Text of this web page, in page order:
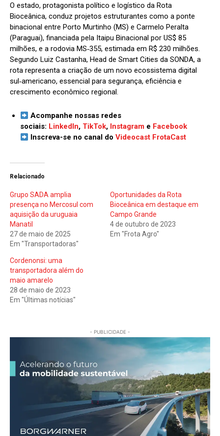
O estado, protagonista político e logístico da Rota
Bioceânica, conduz projetos estruturantes como a ponte
binacional entre Porto Murtinho (MS) e Carmelo Peralta
(Paraguai), financiada pela Itaipu Binacional por US$ 85
milhões, e a rodovia MS‑355, estimada em R$ 230 milhões.
Segundo Luiz Castanha, Head de Smart Cities da SONDA, a
rota representa a criação de um novo ecossistema digital
sul‑americano, essencial para segurança, eficiência e
crescimento econômico regional.
Acompanhe nossas redes
sociais: LinkedIn, TikTok, Instagram e Facebook
Inscreva-se no canal doVideocast FrotaCast
Relacionado
Grupo SADA amplia
presença no Mercosul com
aquisição da uruguaia
Manatil
27 de maio de 2025
Em "Transportadoras"
Oportunidades da Rota
Bioceânica em destaque em
Campo Grande
4 de outubro de 2023
Em "Frota Agro"
Cordenonsi: uma
transportadora além do
maio amarelo
28 de maio de 2023
Em "Últimas notícias"
- PUBLICIDADE -